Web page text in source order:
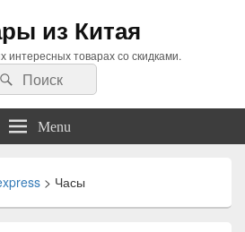
из Китая
интересных товарах со скидками.
SearchSearch
Menu
> Часы